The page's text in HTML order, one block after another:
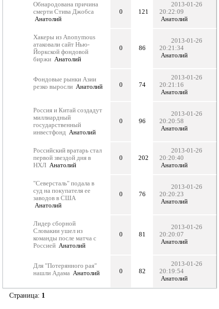
Обнародована причина
смерти Стива Джобса
Анатолий
0 121
2013-01-26
20:22:09
Анатолий
Хакеры из Anonymous
атаковали сайт Нью-
Йоркской фондовой
биржи Анатолий
0 86
2013-01-26
20:21:34
Анатолий
Фондовые рынки Азии
резко выросли Анатолий 0 74
2013-01-26
20:21:16
Анатолий
Россия и Китай создадут
миллиардный
государственный
инвестфонд Анатолий
0 96
2013-01-26
20:20:58
Анатолий
Российский вратарь стал
первой звездой дня в
НХЛ Анатолий
0 202
2013-01-26
20:20:40
Анатолий
"Северсталь" подала в
суд на покупателя ее
заводов в США
Анатолий
0 76
2013-01-26
20:20:23
Анатолий
Лидер сборной
Словакии ушел из
команды после матча с
Россией Анатолий
0 81
2013-01-26
20:20:07
Анатолий
Для "Потерянного рая"
нашли Адама Анатолий 0 82
2013-01-26
20:19:54
Анатолий
Страница: 1